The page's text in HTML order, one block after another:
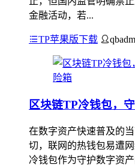
金融活动，若...
TP苹果版下载
区块链TP冷钱包，
在数字资产快速普及的
切，联网的热钱包易遭
冷钱包作为守护数字资